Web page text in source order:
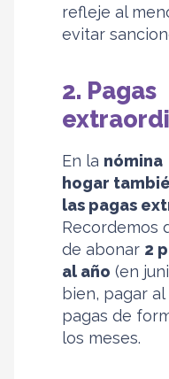
refleje al
evitar
2. Pagas
En la
hogar
las pagas
Recordemos
de abonar 2
al año (en
bien, pagar
pagas de
los meses.